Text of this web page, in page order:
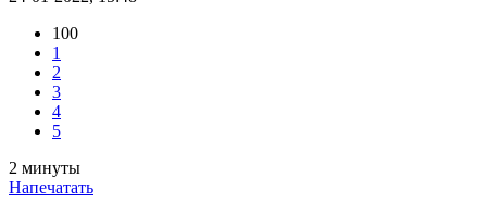
100
1
2
3
4
5
2 минуты
Напечатать